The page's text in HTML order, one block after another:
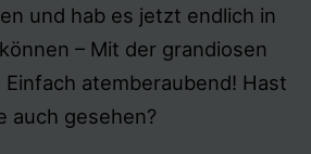
und hab es jetzt endlich in
– Mit der grandiosen
Einfach atemberaubend! Hast
auch gesehen?